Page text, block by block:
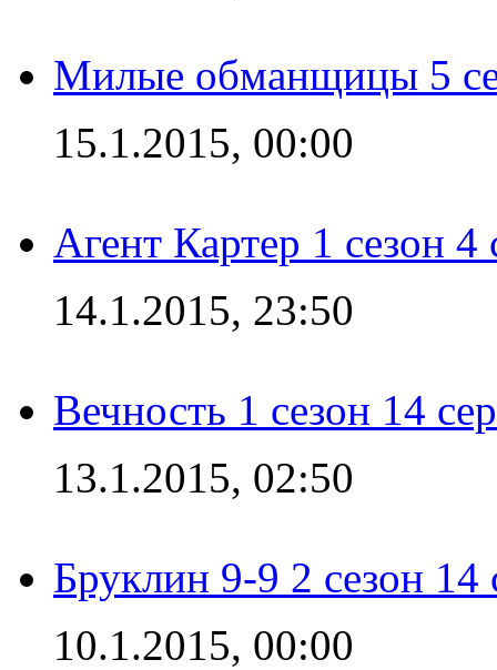
Милые обманщицы 5
15.1.2015, 00:00
Агент Картер 1 сезон 4
14.1.2015, 23:50
Вечность 1 сезон 14
13.1.2015, 02:50
Бруклин 9-9 2 сезон 14
10.1.2015, 00:00